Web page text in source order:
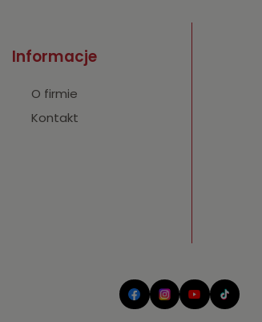
Informacje
O firmie
Kontakt